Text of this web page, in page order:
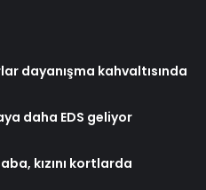
dayanışma kahvaltısında
daha EDS geliyor
kızını kortlarda